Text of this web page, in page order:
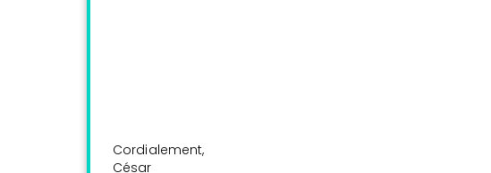
Cordialement,
César